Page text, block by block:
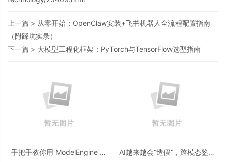
上一篇 > 从零开始：OpenClaw安装+飞书机器人全流程配置指南
（附踩坑实录）
下一篇 > 大模型工程化框架：PyTorch与TensorFlow选型指南
手把手教你用 ModelEngine 打
AI越来越会“造假“，跨模态鉴伪